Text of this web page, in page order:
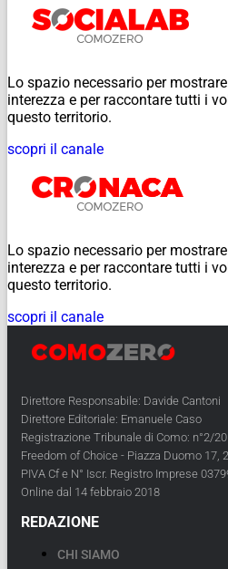
Lo spazio necessario per
interezza e per raccontare tutti i
questo territorio.
scopri il canale
Lo spazio necessario per
interezza e per raccontare tutti i
questo territorio.
scopri il canale
Direttore Responsabile: Davide Cantoni
Direttore Editoriale: Emanuele Caso
Registrazione Tribunale di Como: n°2/
Freedom of Choice - Piazza Duomo 17,
PIVA Cf e N° Iscr. Registro Imprese
Online dal 14 febbraio 2018
REDAZIONE
CHI SIAMO